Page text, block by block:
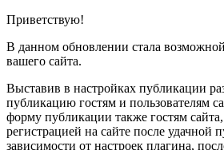
Приветствую!
В данном обновлении стала
вашего сайта.
Выставив в настройках публикации
публикацию гостям и пользователям
форму публикации также гостям
регистрацией на сайте после удачной
зависимости от настроек плагина,